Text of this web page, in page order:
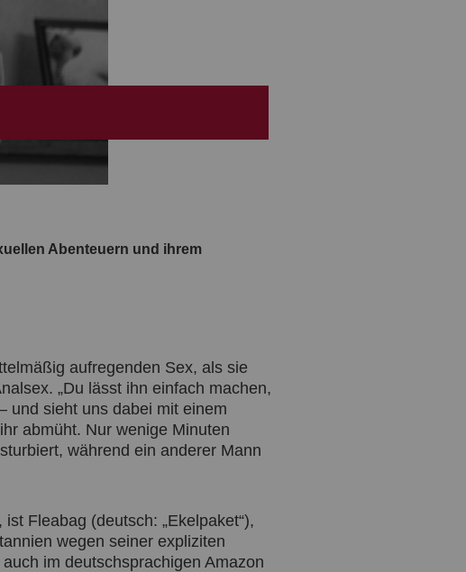
Abenteuern und ihrem
aufregenden Sex, als sie
„Du lässt ihn einfach machen,
und sieht uns dabei mit einem
abmüht. Nur wenige Minuten
während ein anderer Mann
Fleabag (deutsch: „Ekelpaket“),
wegen seiner expliziten
im deutschsprachigen Amazon